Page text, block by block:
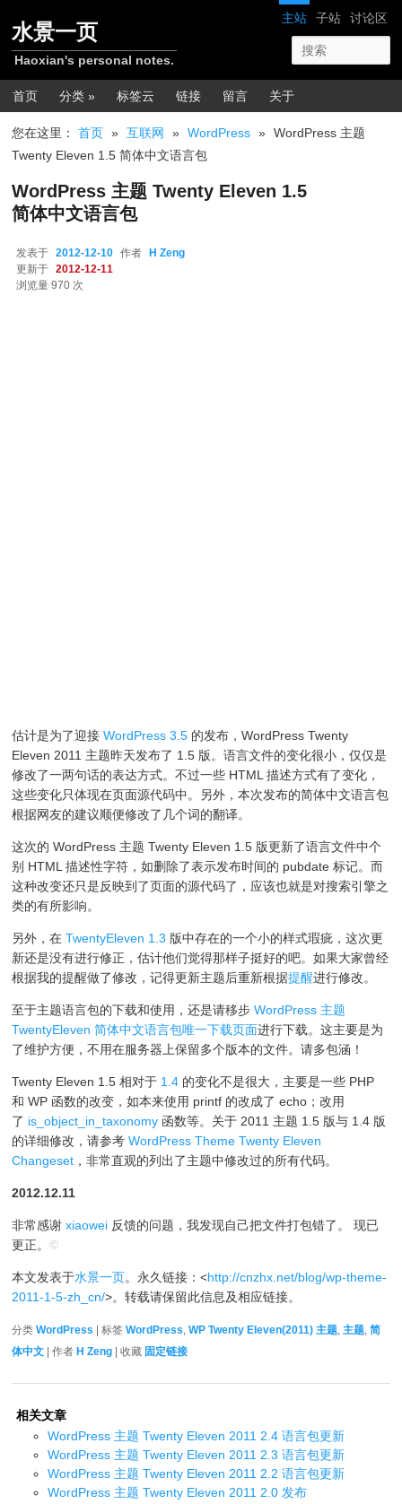
网站导航
主站 子站 讨论区
水景一页
Haoxian's personal notes.
主菜单
首页 分类 » 标签云 链接 留言 关于
您在这里：首页 » 互联网 » WordPress » WordPress 主题
Twenty Eleven 1.5 简体中文语言包
WordPress 主题 Twenty Eleven 1.5
简体中文语言包
发表于 2012-12-10 作者
H Zeng
更新于
2012-12-11
浏览量 970 次
估计是为了迎接WordPress 3.5 的发布，WordPress Twenty
Eleven 2011 主题昨天发布了 1.5 版。语言文件的变化很小，仅仅是
修改了一两句话的表达方式。不过一些 HTML 描述方式有了变化，
这些变化只体现在页面源代码中。另外，本次发布的简体中文语言包
根据网友的建议顺便修改了几个词的翻译。
这次的 WordPress 主题 Twenty Eleven 1.5 版更新了语言文件中个
别 HTML 描述性字符，如删除了表示发布时间的 pubdate 标记。而
这种改变还只是反映到了页面的源代码了，应该也就是对搜索引擎之
类的有所影响。
另外，在TwentyEleven 1.3 版中存在的一个小的样式瑕疵，这次更
新还是没有进行修正，估计他们觉得那样子挺好的吧。如果大家曾经
根据我的提醒做了修改，记得更新主题后重新根据提醒进行修改。
至于主题语言包的下载和使用，还是请移步WordPress 主题
TwentyEleven 简体中文语言包唯一下载页面进行下载。这主要是为
了维护方便，不用在服务器上保留多个版本的文件。请多包涵！
Twenty Eleven 1.5 相对于 1.4 的变化不是很大，主要是一些 PHP
和 WP 函数的改变，如本来使用 printf 的改成了 echo；改用
了 is_object_in_taxonomy 函数等。关于 2011 主题 1.5 版与 1.4 版
的详细修改，请参考WordPress Theme Twenty Eleven
Changeset ，非常直观的列出了主题中修改过的所有代码。
2012.12.11
非常感谢xiaowei 反馈的问题，我发现自己把文件打包错了。 现已
更正。©
本文发表于水景一页。永久链接：<http://cnzhx.net/blog/wp-theme-
2011-1-5-zh_cn/>。转载请保留此信息及相应链接。
分类WordPress | 标签WordPress,WP Twenty Eleven(2011) 主题,主题,简
体中文 | 作者 H Zeng | 收藏 固定链接
相关文章
WordPress 主题 Twenty Eleven 2011 2.4 语言包更新
WordPress 主题 Twenty Eleven 2011 2.3 语言包更新
WordPress 主题 Twenty Eleven 2011 2.2 语言包更新
WordPress 主题 Twenty Eleven 2011 2.0 发布